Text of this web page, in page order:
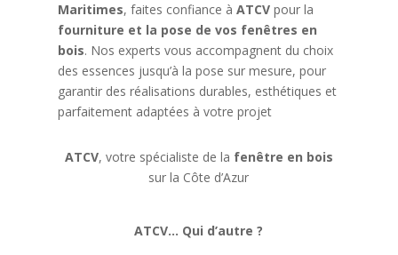
Maritimes, faites confiance à ATCVpour la
fourniture et la pose de vos fenêtres en
bois. Nos experts vous accompagnent du choix
des essences jusqu’à la pose sur mesure, pour
garantir des réalisations durables, esthétiques et
parfaitement adaptées à votre projet
ATCV, votre spécialiste de la fenêtre en bois
sur la Côte d’Azur
ATCV… Qui d’autre ?